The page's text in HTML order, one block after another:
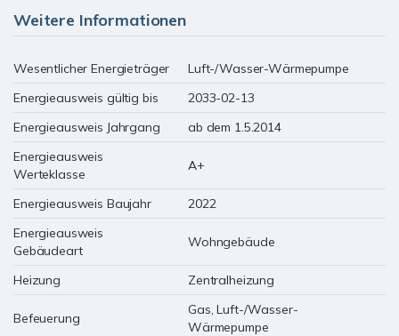
Weitere Informationen
Wesentlicher Energieträger
Luft-/Wasser-Wärmepumpe
Energieausweis gültig bis
2033-02-13
Energieausweis Jahrgang
ab dem 1.5.2014
Energieausweis
Werteklasse
A+
Energieausweis Baujahr
2022
Energieausweis
Gebäudeart
Wohngebäude
Heizung Zentralheizung
Befeuerung
Gas, Luft-/Wasser-
Wärmepumpe